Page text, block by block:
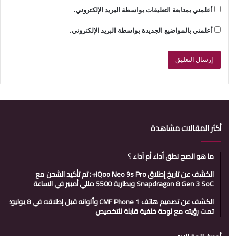
أعلمني بمتابعة التعليقات بواسطة البريد الإلكتروني.
أعلمني بالمواضيع الجديدة بواسطة البريد الإلكتروني.
أكثر المقالات مشاهدة
ما هو الصح نطق أداء أم آداء ؟
الكشف عن تاريخ إطلاق iQoo Neo 9s Pro+؛ تم تأكيد الشحن مع
Snapdragon 8 Gen 3 SoC وبطارية 5500 مللي أمبير في الساعة
الكشف عن تصميم هاتف CMF Phone 1 وألوانه قبل إطلاقه في 8 يوليو؛
تمت رؤيته مع لوحة خلفية قابلة للتخصيص